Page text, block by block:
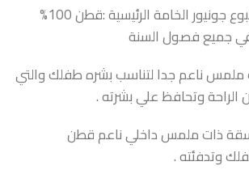
كيلوت بيبي الوان مطبوع جونيور الخامة الرئيسية :قطن 100%
جميع فصول السنة
ملمس ناعم جدا لتناسب بشره طفلك والتي
وتحافظ علي بشرته .
ذات ملمس داخلي ناعم قطن